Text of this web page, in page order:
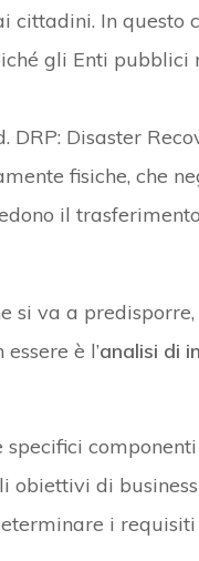
In questo
gli Enti pubblici
DRP: Disaster
fisiche, che
il
si va a
è l’analisi di
di
i